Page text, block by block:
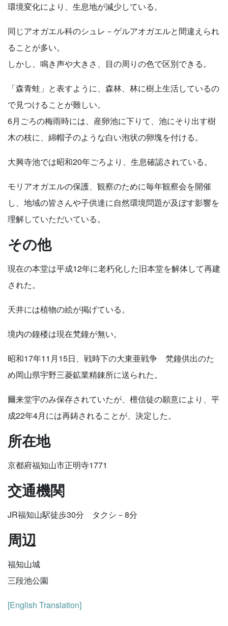
環境変化により、生息地が減少している。
同じアオガエル科のシュレ－ゲルアオガエルと間違えられ
ることが多い。
しかし、鳴き声や大きさ、目の周りの色で区別できる。
「森青蛙」と表すように、森林、林に樹上生活しているの
で見つけることが難しい。
6月ごろの梅雨時には、産卵池に下りて、池にそり出す樹
木の枝に、綿帽子のような白い泡状の卵塊を付ける。
大興寺池では昭和20年ごろより、生息確認されている。
モリアオガエルの保護、観察のために毎年観察会を開催
し、地域の皆さんや子供達に自然環境問題が及ぼす影響を
理解していただいている。
その他
現在の本堂は平成12年に老朽化した旧本堂を解体して再建
された。
天井には植物の絵が掲げている。
境内の鐘楼は現在梵鐘が無い。
昭和17年11月15日、戦時下の大東亜戦争 梵鐘供出のた
め岡山県宇野三菱鉱業精錬所に送られた。
爾来堂宇のみ保存されていたが、檀信徒の願意により、平
成22年4月には再鋳されることが、決定した。
所在地
京都府福知山市正明寺1771
交通機関
JR福知山駅徒歩30分 タクシ－8分
周辺
福知山城
三段池公園
[English Translation]